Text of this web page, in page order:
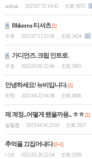
anihsak
2023.07.15 14:42 조회 3075
Rhkorea 티셔츠[1]
우호
2023.07.13 23:36 조회 3424
가디언즈. 크립 인트로.
우호 2023.05.05 22:46 조회 3065
안녕하세요! 뉴비입니다.[1]
히힛
2023.04.22 04:38 조회 3006
제 계정...어떻게 됐을까용... ㅎㅎ[1]
빌헬름
2023.04.16 23:03 조회 2927
추억을 끄집어내다[2+1]
너르
2023.01.26 22:54 조회 3109